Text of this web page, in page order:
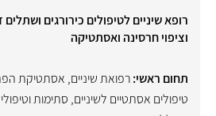
רופא שיניים לטיפולים כירורגים
וציפוי חרסינה ואסתטיקה
תחום ראשי:רפואת שיניים, אסתטיקת
טיפולים אסתטיים לשיניים, סתימות